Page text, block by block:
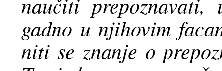
gadno u njihovim
niti se znanje o